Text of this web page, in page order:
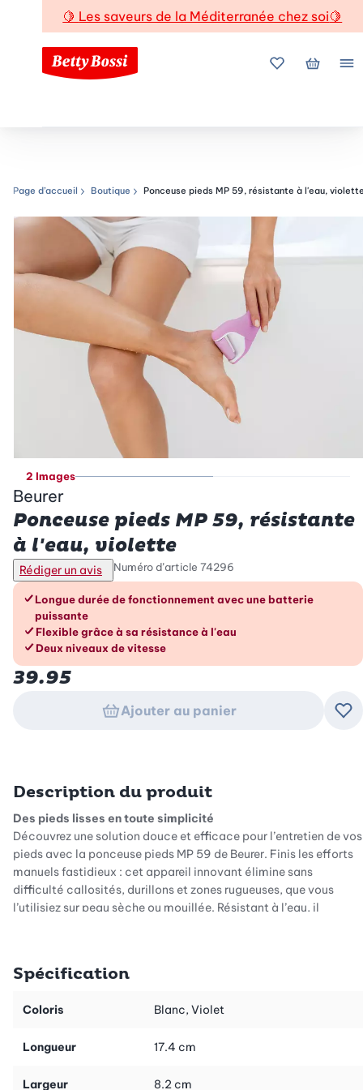
🍋 Les saveurs de la Méditerranée chez soi🍋
Mes favoris
Mon
Chemin de navigation
Page d’accueil Boutique Ponceuse pieds MP 59, résistante à l'eau,
2 Images
Beurer
Ponceuse pieds MP 59, résistante
à l'eau, violette
Rédiger un avis Numéro d’article 74296
Les avantages en un coup d’œil
Longue durée de fonctionnement avec une batterie
puissante
Flexible grâce à sa résistance à l'eau
Deux niveaux de vitesse
39.95
Ajouter au panier
Description du produit
Des pieds lisses en toute simplicité
Découvrez une solution douce et efficace pour l’entretien de vos
pieds avec la ponceuse pieds MP 59 de Beurer. Finis les efforts
manuels fastidieux : cet appareil innovant élimine sans
difficulté callosités, durillons et zones rugueuses, que vous
l’utilisiez sur peau sèche ou mouillée. Résistant à l’eau, il
fonctionnalité et design moderne pour des pieds soignés en
Au cœur de la Beurer MP 59, un rouleau abrasif asymétrique
pied. Sa puissante batterie lithium-ion assure une longue
Spécification
Coloris Blanc, Violet
Longueur 17.4 cm
Largeur 8.2 cm